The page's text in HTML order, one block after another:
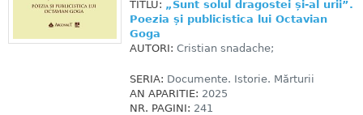
TITLU: „Sunt solul dragostei și-al urii”.
Poezia și publicistica lui Octavian
Goga
AUTORI: Cristian snadache;
SERIA: Documente. Istorie. Mărturii
AN APARITIE: 2025
NR. PAGINI: 241